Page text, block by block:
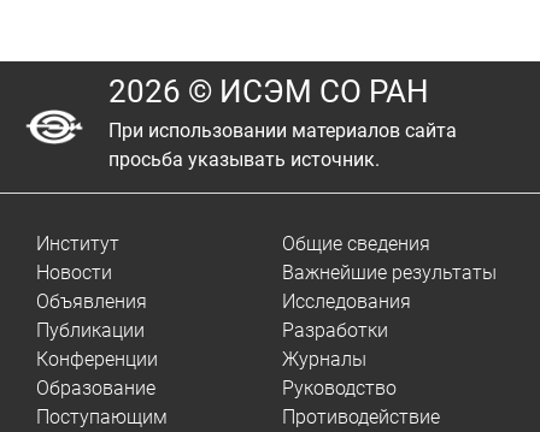
2026 © ИСЭМ СО РАН
При использовании материалов сайта
просьба указывать источник.
Институт
Новости
Объявления
Публикации
Конференции
Образование
Поступающим
Общие сведения
Важнейшие результаты
Исследования
Разработки
Журналы
Руководство
Противодействие